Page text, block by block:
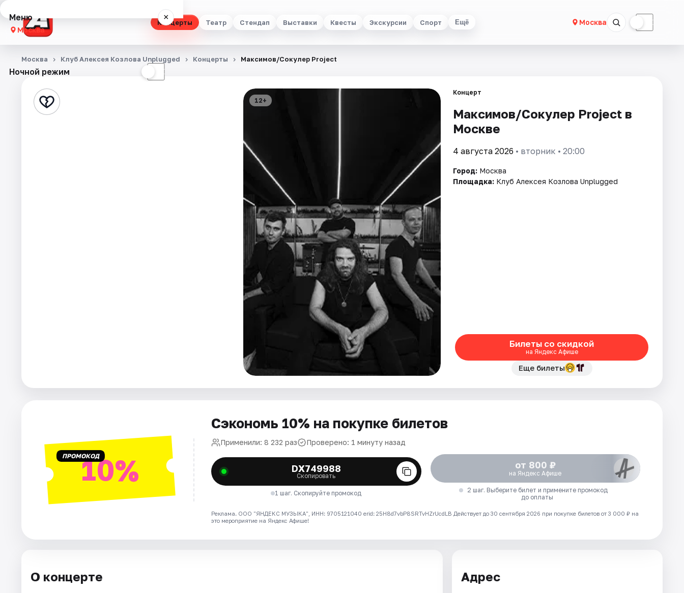
Концерты Театр Стендап Выставки Квесты Экскурсии Спорт Ещё Москва ☾
Меню ×
Москва
Концерты
Стендап
Ночной режим ☾
Москва Клуб Алексея Козлова Unplugged Концерты Максимов/Сокулер Project
12+
Концерт
Максимов/Сокулер Project в
Москве
4 августа 2026 • вторник • 20:00
Город: Москва
Площадка: Клуб Алексея Козлова Unplugged
Билеты со скидкой
на Яндекс Афише
Еще билеты
ПРОМОКОД10%
Сэкономь 10% на покупке билетов
Применили: 8 232 раз Проверено: 1 минуту назад
DX749988
Скопировать
1 шаг. Скопируйте промокод
от 800 ₽
на Яндекс Афише
2 шаг. Выберите билет и примените промокод
до оплаты
Реклама. ООО "ЯНДЕКС МУЗЫКА", ИНН: 9705121040 erid: 25H8d7vbP8SRTvHZrUcdLB Действует до 30 сентября 2026 при покупке билетов от 3 000 ₽ на
это мероприятие на Яндекс Афише!
О концерте Адрес